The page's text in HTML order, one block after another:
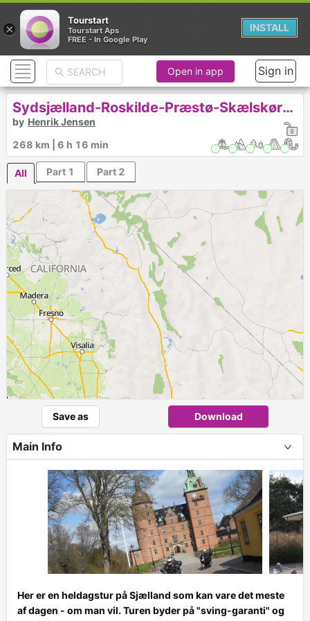
Open in app Sign in
Sydsjælland-Roskilde-Præstø-Skælskør-Roskilde
by Henrik Jensen
268 km | 6 h 16 min
All Part 1 Part 2
Save as Download
Main Info
Her er en heldagstur på Sjælland som kan vare det meste
af dagen - om man vil. Turen byder på "sving-garanti" og
×
Tourstart
Tourstart Aps
FREE - In Google Play
INSTALL